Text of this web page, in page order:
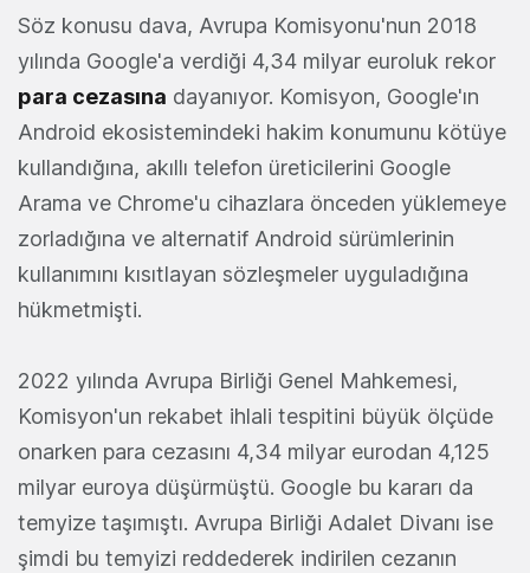
Söz konusu dava, Avrupa Komisyonu'nun 2018
yılında Google'a verdiği 4,34 milyar euroluk rekor
para cezasına dayanıyor. Komisyon, Google'ın
Android ekosistemindeki hakim konumunu kötüye
kullandığına, akıllı telefon üreticilerini Google
Arama ve Chrome'u cihazlara önceden yüklemeye
zorladığına ve alternatif Android sürümlerinin
kullanımını kısıtlayan sözleşmeler uyguladığına
hükmetmişti.
2022 yılında Avrupa Birliği Genel Mahkemesi,
Komisyon'un rekabet ihlali tespitini büyük ölçüde
onarken para cezasını 4,34 milyar eurodan 4,125
milyar euroya düşürmüştü. Google bu kararı da
temyize taşımıştı. Avrupa Birliği Adalet Divanı ise
şimdi bu temyizi reddederek indirilen cezanın